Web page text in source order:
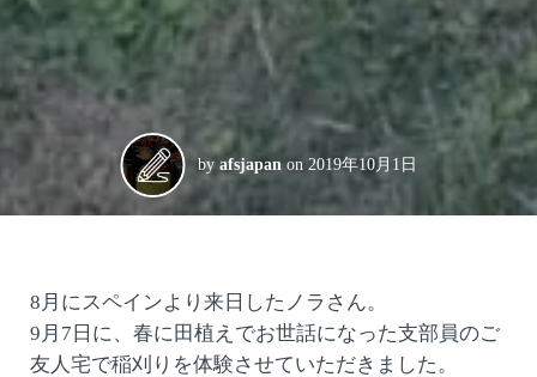
by afsjapan on 2019年10月1日
8月にスペインより来日したノラさん。
9月7日に、春に田植えでお世話になった支部員のご
友人宅で稲刈りを体験させていただきました。